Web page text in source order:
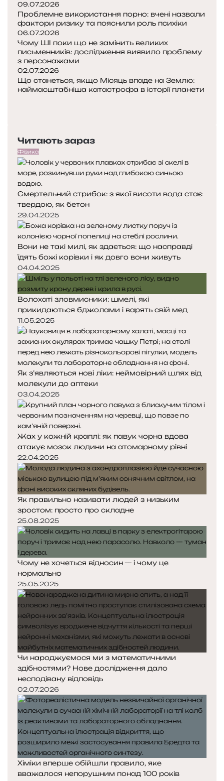
ж
к
р
і
з
к
о
л
к
л
і
м
а
т
і
г
е
н
и
09.07.2026
Проблемне використання порно: вчені назвали
фактори ризику та пояснили роль психіки
06.07.2026
Чому ШІ поки що не замінить великих
письменників: дослідження виявило проблему
з персонажами
02.07.2026
Що станеться, якщо Місяць впаде на Землю:
наймасштабніша катастрофа в історії планети
р
е
д
н
я
с
т
о
р
і
н
к
а
т
у
п
н
а
с
т
о
р
і
н
к
а
Читають зараз
Фізика
Смертельний стрибок: з якої висоти вода стає
твердою, як бетон
29.04.2025
Вони не такі милі, як здається: що насправді
їдять божі корівки і як довго вони живуть
04.04.2025
Волохаті зловмисники: шмелі, які
прикидаються бджолами і варять свій мед
11.05.2025
Як з’являються нові ліки: неймовірний шлях від
молекули до аптеки
03.04.2025
Жах у кожній краплі: як павук чорна вдова
атакує мозок людини на атомарному рівні
22.04.2025
Як правильно називати людей з низьким
зростом: просто про складне
25.08.2025
Чому не хочеться відносин — і чому це
нормально
25.05.2025
Чи народжуємося ми з математичними
здібностями? Нове дослідження дало
несподівану відповідь
02.07.2026
Хіміки вперше обійшли правило, яке
вважалося непорушним понад 100 років